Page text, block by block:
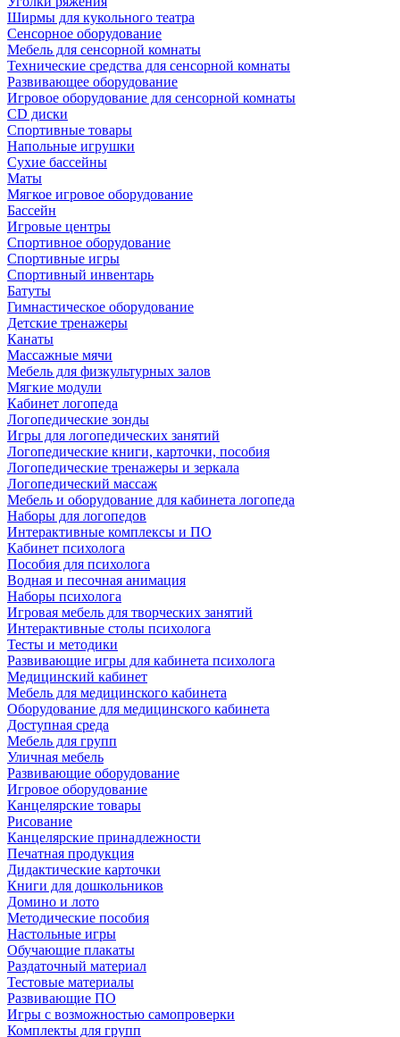
Ширмы для кукольного театра
Сенсорное оборудование
Мебель для сенсорной комнаты
Технические средства для сенсорной комнаты
Развивающее оборудование
Игровое оборудование для сенсорной комнаты
CD диски
Спортивные товары
Напольные игрушки
Сухие бассейны
Маты
Мягкое игровое оборудование
Бассейн
Игровые центры
Спортивное оборудование
Спортивные игры
Спортивный инвентарь
Батуты
Гимнастическое оборудование
Детские тренажеры
Канаты
Массажные мячи
Мебель для физкультурных залов
Мягкие модули
Кабинет логопеда
Логопедические зонды
Игры для логопедических занятий
Логопедические книги, карточки, пособия
Логопедические тренажеры и зеркала
Логопедический массаж
Мебель и оборудование для кабинета логопеда
Наборы для логопедов
Интерактивные комплексы и ПО
Кабинет психолога
Пособия для психолога
Водная и песочная анимация
Наборы психолога
Игровая мебель для творческих занятий
Интерактивные столы психолога
Тесты и методики
Развивающие игры для кабинета психолога
Медицинский кабинет
Мебель для медицинского кабинета
Оборудование для медицинского кабинета
Доступная среда
Мебель для групп
Уличная мебель
Развивающие оборудование
Игровое оборудование
Канцелярские товары
Рисование
Канцелярские принадлежности
Печатная продукция
Дидактические карточки
Книги для дошкольников
Домино и лото
Методические пособия
Настольные игры
Обучающие плакаты
Раздаточный материал
Тестовые материалы
Развивающие ПО
Игры с возможностью самопроверки
Комплекты для групп